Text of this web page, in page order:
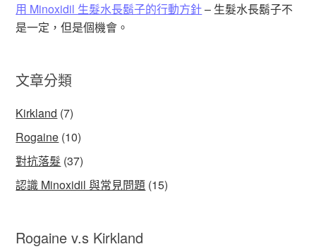
用 Minoxidil 生髮水長鬍子的行動方針– 生髮水長鬍子不
是一定，但是個機會。
文章分類
Kirkland (7)
Rogaine (10)
對抗落髮 (37)
認識 Minoxidil 與常見問題 (15)
Rogaine v.s Kirkland